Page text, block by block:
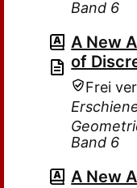
Band 6
A New
of
Frei
Band 6
A New